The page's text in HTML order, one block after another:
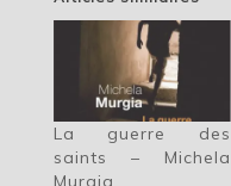
La guerre des
saints – Michela
Murgia